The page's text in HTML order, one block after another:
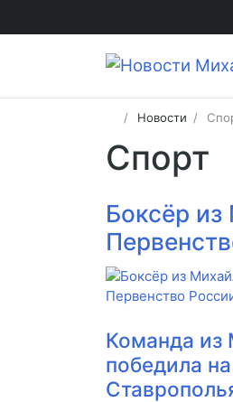
Новости
Спорт
Боксёр из
​Команда из
победила